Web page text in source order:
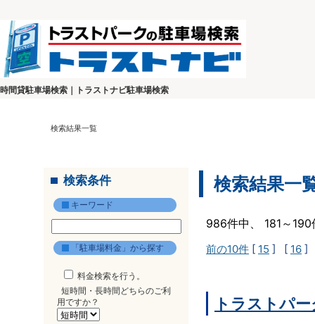
時間貸駐車場検索｜トラストナビ駐車場検索
検索結果一覧
検索条件
キーワード
「駐車場料金」から探す
料金検索を行う。
短時間・長時間どちらのご利
用ですか？
検索結果一
986件中、 181～
前の10件 [ 15 ] [ 16 ]
トラストパ